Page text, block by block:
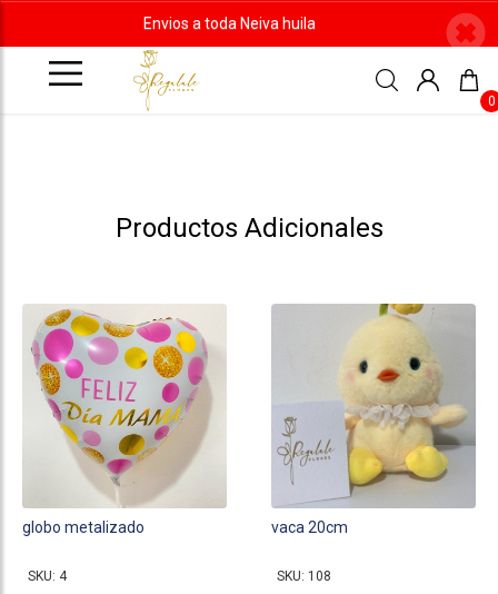
Envios a toda Neiva huila
0
Productos Adicionales
globo metalizado
SKU: 4
vaca 20cm
SKU: 108